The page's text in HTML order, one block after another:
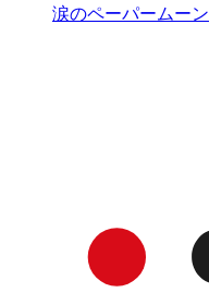
涙のペーパームーン